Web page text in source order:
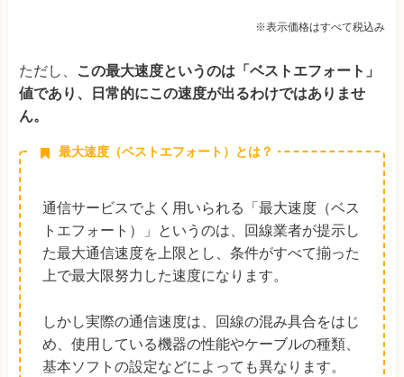
※表示価格はすべて税込み
ただし、
この最大速度というのは「ベストエフォート」
値であり、日常的にこの速度が出るわけではありませ
ん。
最大速度（ベストエフォート）とは？
通信サービスでよく用いられる「最大速度（ベス
トエフォート）」というのは、回線業者が提示し
た最大通信速度を上限とし、条件がすべて揃った
上で最大限努力した速度になります。
しかし実際の通信速度は、回線の混み具合をはじ
め、使用している機器の性能やケーブルの種類、
基本ソフトの設定などによっても異なります。